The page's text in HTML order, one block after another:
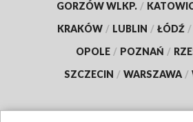
GORZÓW WLKP. /
KRAKÓW / LUBLIN / ŁÓDŹ /
OPOLE / POZNAŃ /
SZCZECIN / WARSZAWA /